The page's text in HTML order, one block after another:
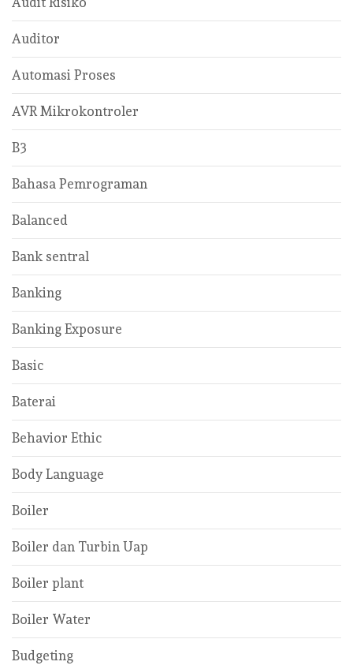
Auditor
Automasi Proses
AVR Mikrokontroler
B3
Bahasa Pemrograman
Balanced
Bank sentral
Banking
Banking Exposure
Basic
Baterai
Behavior Ethic
Body Language
Boiler
Boiler dan Turbin Uap
Boiler plant
Boiler Water
Budgeting